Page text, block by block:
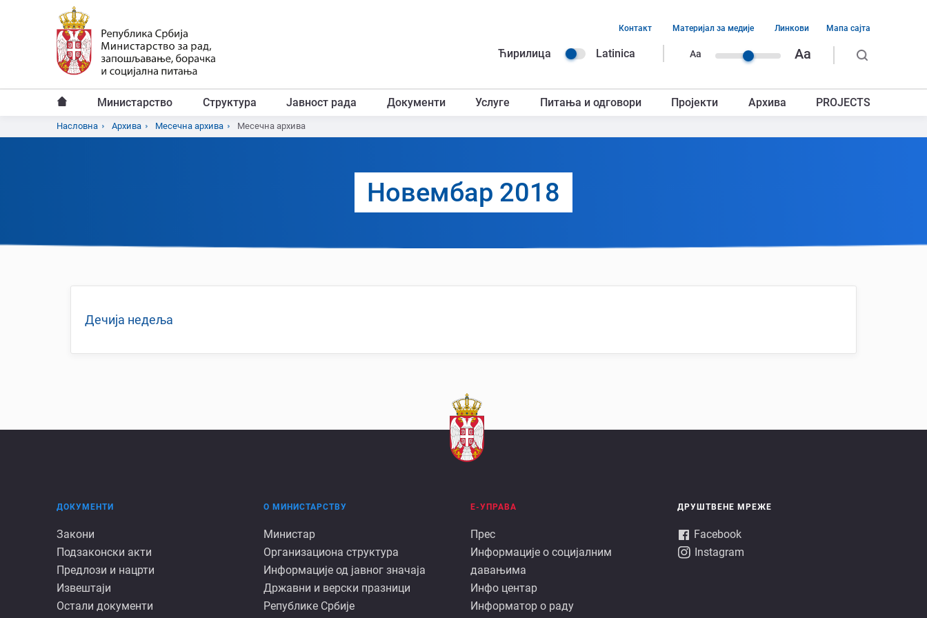
Ћирилица Latinica Aa Aa
заглавља
Контакт Материјал за медије Линкови Мапа сајта
Министарство Структура Јавност рада Документи Услуге Питања и одговори Пројекти Архива PROJECTS
Насловна Архива Месечна архива Месечна архива
Новембар 2018
Дечија недеља
Документи
ДОКУМЕНТИ
Закони
Подзаконски акти
Предлози и нацрти
Извештаји
Остали документи
О
министарству
О МИНИСТАРСТВУ
Министар
Организациона структура
Информације од јавног значаја
Државни и верски празници
Републике Србије
Е
управа
Е-УПРАВА
Прес
Информације о социјалним
давањима
Инфо центар
Информатор о раду
ДРУШТВЕНЕ МРЕЖЕ
Facebook
Instagram